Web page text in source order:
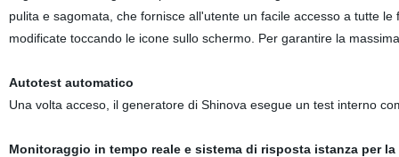
pulita e sagomata, che fornisce all'utente un facile accesso a tutte
modificate toccando le icone sullo schermo. Per garantire la
Autotest automatico
Una volta acceso, il generatore di Shinova esegue un test interno
Monitoraggio in tempo reale e sistema di risposta istanza per